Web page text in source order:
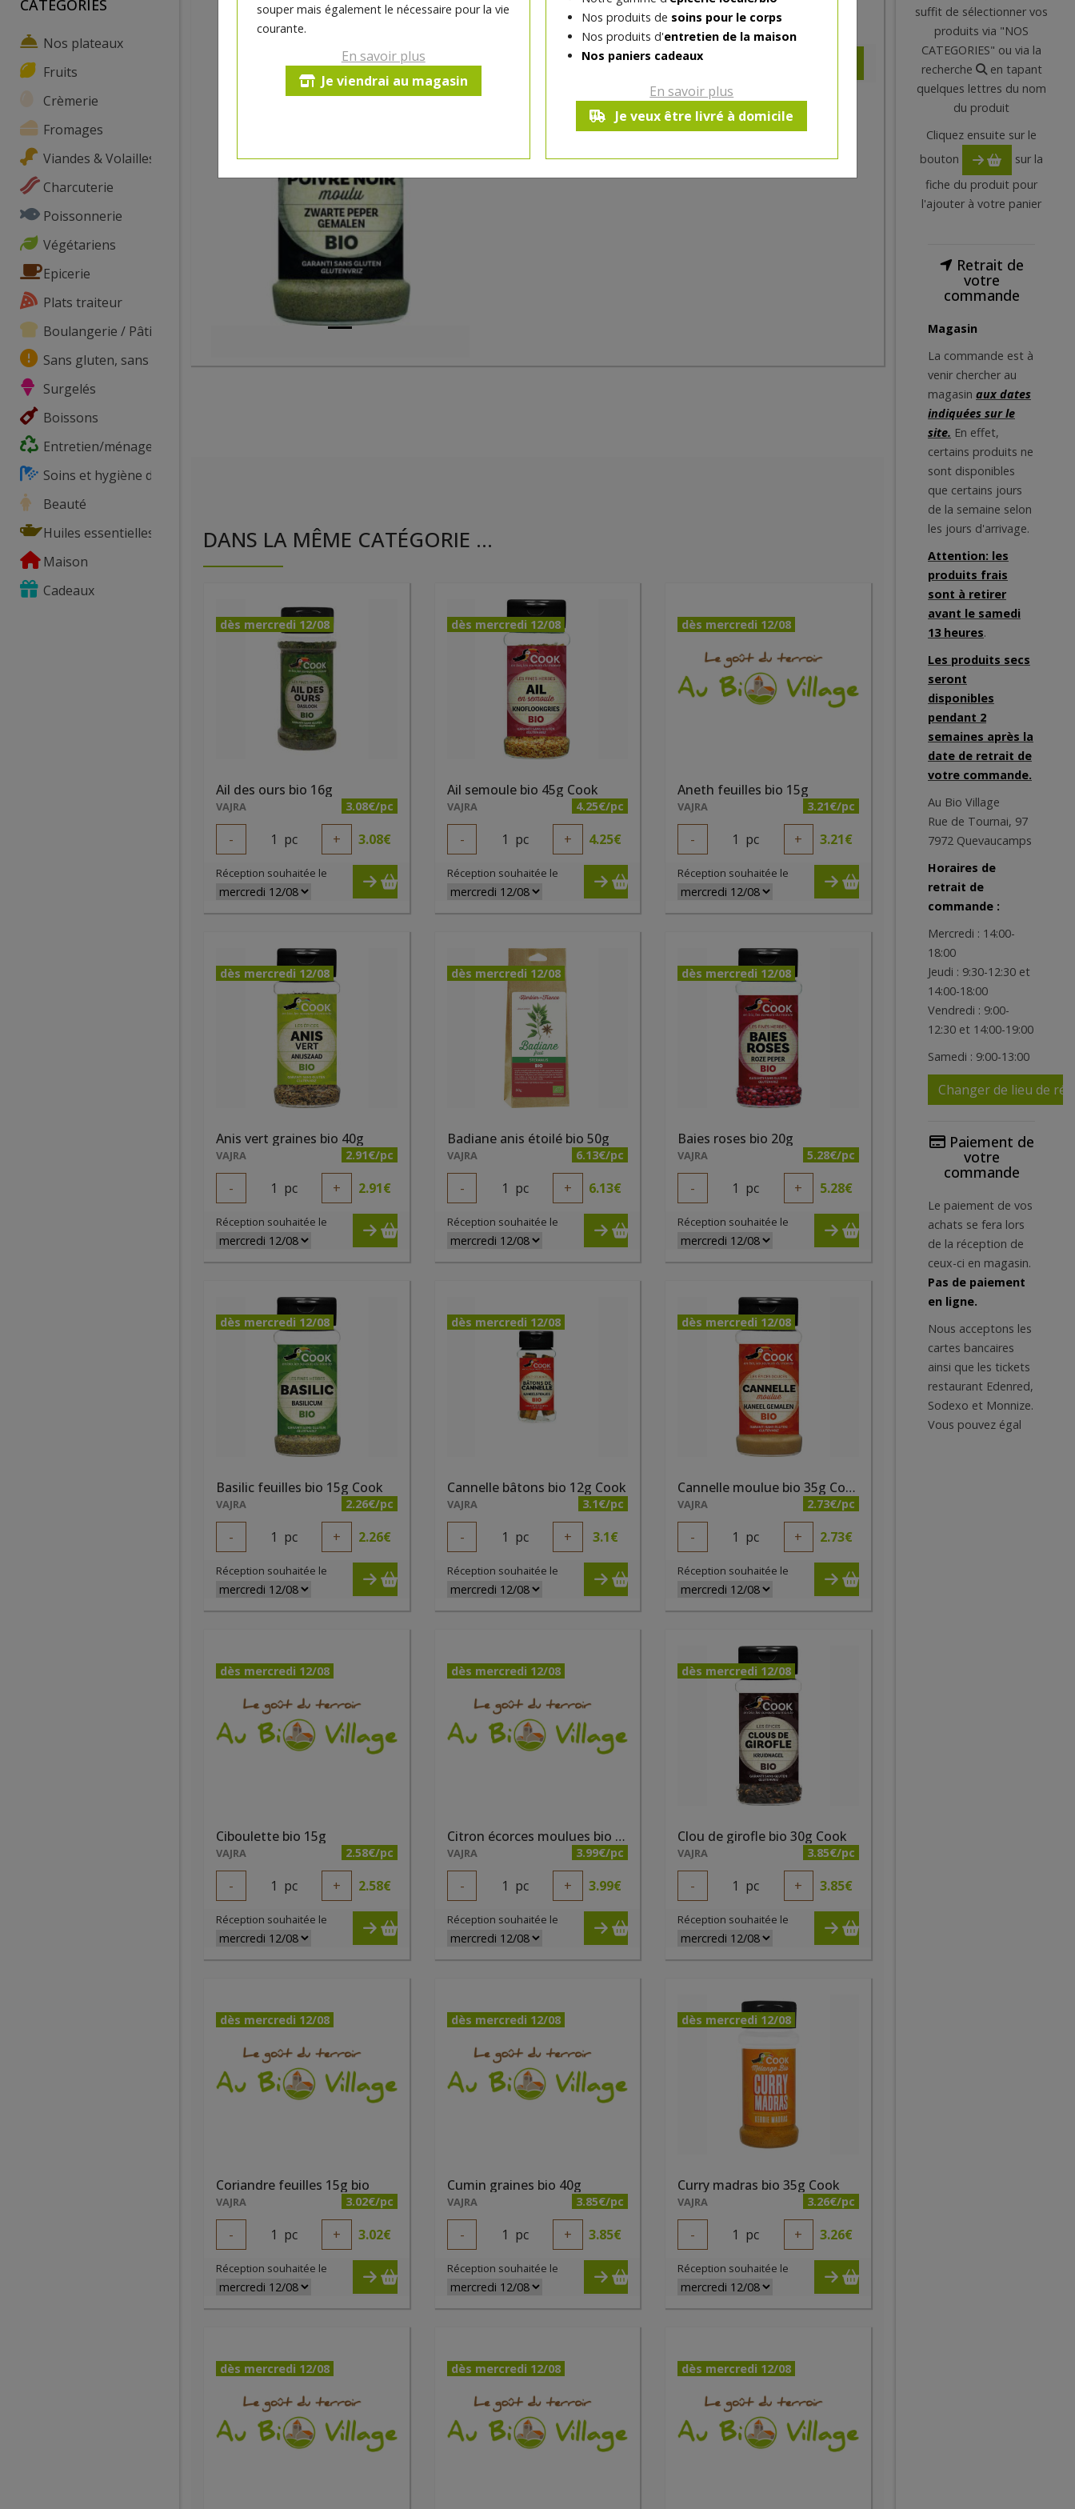
CATEGORIES
Nos plateaux
Fruits
Crèmerie
Fromages
Viandes & Volailles
Charcuterie
Poissonnerie
Végétariens
Epicerie
Plats traiteur
Boulangerie / Pâtisserie
Sans gluten, sans lactose, ...
Surgelés
Boissons
Entretien/ménage
Soins et hygiène du corps
Beauté
Huiles essentielles
Maison
Cadeaux
souper mais également le nécessaire pour la vie
courante.
En savoir plus
Je viendrai au magasin
Nos produits de soins pour le corps
Nos produits d'entretien de la maison
Nos paniers cadeaux
En savoir plus
Je veux être livré à domicile
1 pc +
Réception souhaitée le
DANS LA MÊME CATÉGORIE ...
dès mercredi 12/08
Ail des ours bio 16g
VAJRA 3.08€/pc
- 1 pc + 3.08€
Réception souhaitée le
dès mercredi 12/08
Ail semoule bio 45g Cook
VAJRA 4.25€/pc
- 1 pc + 4.25€
Réception souhaitée le
dès mercredi 12/08
Aneth feuilles bio 15g
VAJRA 3.21€/pc
- 1 pc + 3.21€
Réception souhaitée le
dès mercredi 12/08
Anis vert graines bio 40g
VAJRA 2.91€/pc
- 1 pc + 2.91€
Réception souhaitée le
dès mercredi 12/08
Badiane anis étoilé bio 50g
VAJRA 6.13€/pc
- 1 pc + 6.13€
Réception souhaitée le
dès mercredi 12/08
Baies roses bio 20g
VAJRA 5.28€/pc
- 1 pc + 5.28€
Réception souhaitée le
dès mercredi 12/08
Basilic feuilles bio 15g Cook
VAJRA 2.26€/pc
- 1 pc + 2.26€
Réception souhaitée le
dès mercredi 12/08
Cannelle bâtons bio 12g Cook
VAJRA 3.1€/pc
- 1 pc + 3.1€
Réception souhaitée le
dès mercredi 12/08
Cannelle moulue bio 35g Cook
VAJRA 2.73€/pc
- 1 pc + 2.73€
Réception souhaitée le
dès mercredi 12/08
Ciboulette bio 15g
VAJRA 2.58€/pc
- 1 pc + 2.58€
Réception souhaitée le
dès mercredi 12/08
Citron écorces moulues bio 32g
VAJRA 3.99€/pc
- 1 pc + 3.99€
Réception souhaitée le
dès mercredi 12/08
Clou de girofle bio 30g Cook
VAJRA 3.85€/pc
- 1 pc + 3.85€
Réception souhaitée le
dès mercredi 12/08
Coriandre feuilles 15g bio
VAJRA 3.02€/pc
- 1 pc + 3.02€
Réception souhaitée le
dès mercredi 12/08
Cumin graines bio 40g
VAJRA 3.85€/pc
- 1 pc + 3.85€
Réception souhaitée le
dès mercredi 12/08
Curry madras bio 35g Cook
VAJRA 3.26€/pc
- 1 pc + 3.26€
Réception souhaitée le
dès mercredi 12/08 dès mercredi 12/08 dès mercredi 12/08
suffit de sélectionner vos
produits via "NOS
CATEGORIES" ou via la
recherche
en tapant
quelques lettres du nom
du produit
Cliquez ensuite sur le
bouton
sur la
fiche du produit pour
l'ajouter à votre panier
Retrait de
votre
commande
Magasin
La commande est à
venir chercher au
magasin aux dates
indiquées sur le
site. En effet,
certains produits ne
sont disponibles
que certains jours
de la semaine selon
les jours d'arrivage.
Attention: les
produits frais
sont à retirer
avant le samedi
13 heures.
Les produits secs
seront
disponibles
pendant 2
semaines après la
date de retrait de
votre commande.
Au Bio Village
Rue de Tournai, 97
7972 Quevaucamps
Horaires de
retrait de
commande :
Mercredi : 14:00-
18:00
Jeudi : 9:30-12:30 et
14:00-18:00
Vendredi : 9:00-
12:30 et 14:00-19:00
Samedi : 9:00-13:00
Changer de lieu de
Paiement de
votre
commande
Le paiement de vos
achats se fera lors
de la réception de
ceux-ci en magasin.
Pas de paiement
en ligne.
Nous acceptons les
cartes bancaires
ainsi que les tickets
restaurant Edenred,
Sodexo et Monnize.
Vous pouvez égal